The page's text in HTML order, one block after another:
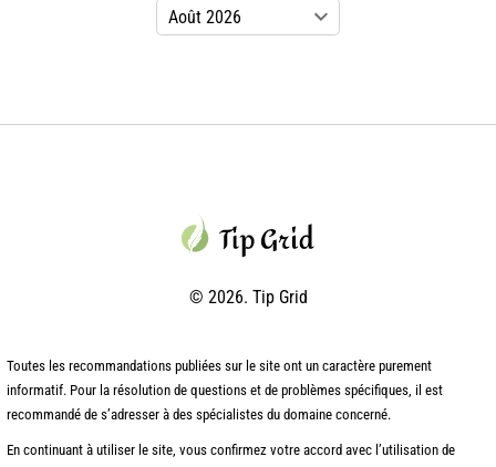
© 2026. Tip Grid
Toutes les recommandations publiées sur le site ont un caractère purement
informatif. Pour la résolution de questions et de problèmes spécifiques, il est
recommandé de s’adresser à des spécialistes du domaine concerné.
En continuant à utiliser le site, vous confirmez votre accord avec l’utilisation de